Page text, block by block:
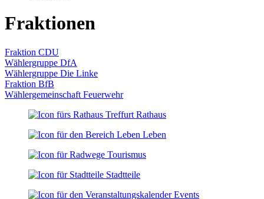
Fraktionen
Fraktion CDU
Wählergruppe DfA
Wählergruppe Die Linke
Fraktion BfB
Wählergemeinschaft Feuerwehr
Rathaus
Leben
Tourismus
Stadtteile
Events